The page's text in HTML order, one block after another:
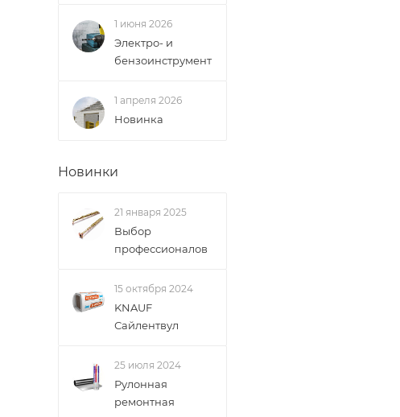
1 июня 2026
Электро- и
бензоинструмент
1 апреля 2026
Новинка
Новинки
21 января 2025
Выбор
профессионалов
15 октября 2024
KNAUF
Сайлентвул
25 июля 2024
Рулонная
ремонтная